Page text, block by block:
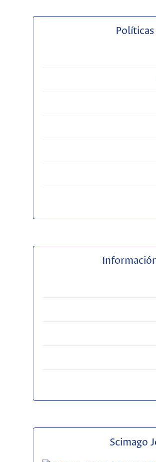
Scimago